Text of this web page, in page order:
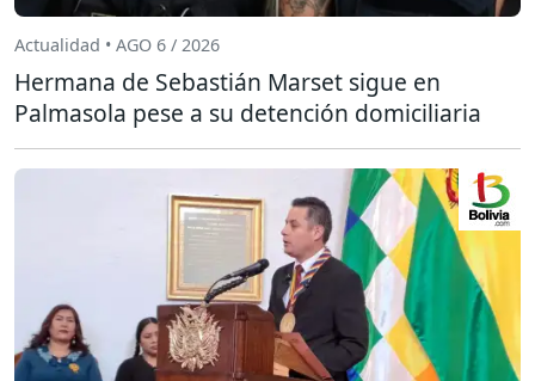
Actualidad • AGO 6 / 2026
Hermana de Sebastián Marset sigue en
Palmasola pese a su detención domiciliaria